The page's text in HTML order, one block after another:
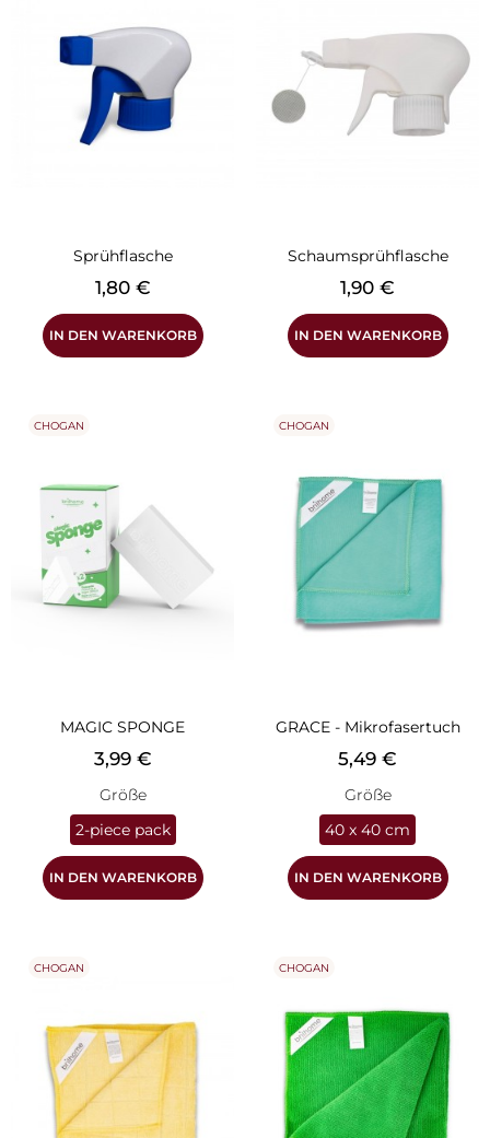
Sprühflasche
Preis
1,80 €
IN DEN WARENKORB
Schaumsprühflasche
Preis
1,90 €
IN DEN WARENKORB
MAGIC SPONGE
Preis
3,99 €
Größe
2-piece pack
IN DEN WARENKORB
CHOGAN
GRACE - Mikrofasertuch
Preis
5,49 €
Größe
40 x 40 cm
IN DEN WARENKORB
CHOGAN
CHOGAN CHOGAN